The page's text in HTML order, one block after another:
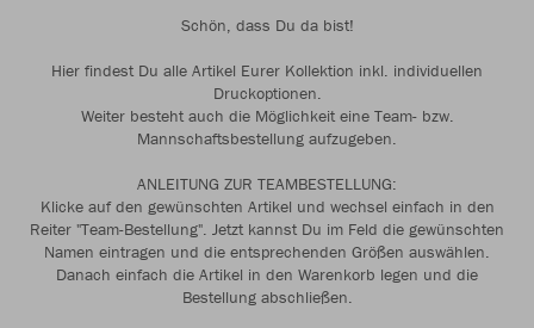
Schön, dass Du da bist!
Hier findest Du alle Artikel Eurer Kollektion inkl. individuellen
Druckoptionen.
Weiter besteht auch die Möglichkeit eine Team- bzw.
Mannschaftsbestellung aufzugeben.
ANLEITUNG ZUR TEAMBESTELLUNG:
Klicke auf den gewünschten Artikel und wechsel einfach in den
Reiter "Team-Bestellung". Jetzt kannst Du im Feld die gewünschten
Namen eintragen und die entsprechenden Größen auswählen.
Danach einfach die Artikel in den Warenkorb legen und die
Bestellung abschließen.